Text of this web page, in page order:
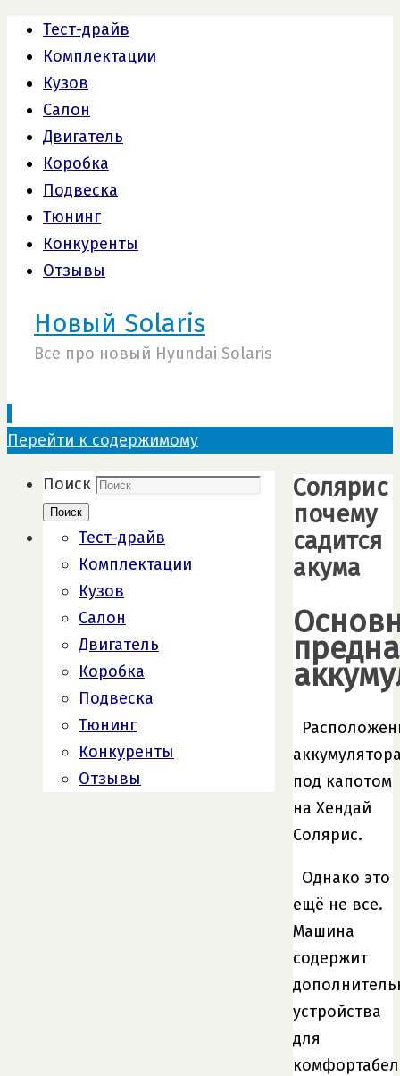
Тест-драйв
Комплектации
Кузов
Салон
Двигатель
Коробка
Подвеска
Тюнинг
Конкуренты
Отзывы
Новый Solaris
Все про новый Hyundai Solaris
Перейти к содержимому
Солярис
почему
садится
акума
под капотом
на Хендай
Солярис.
Однако это
ещё не все.
Машина
содержит
устройства
для
Поиск
Поиск
Тест-драйв
Комплектации
Кузов
Салон
Двигатель
Коробка
Подвеска
Тюнинг
Конкуренты
Отзывы